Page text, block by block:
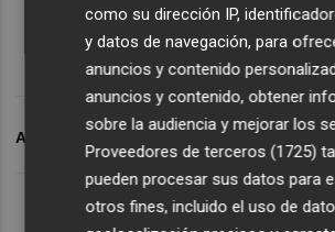
ARCHIVADO EN
como su dirección IP,
y datos de navegación, para
anuncios y contenido
anuncios y contenido, obtener
sobre la audiencia y mejorar los
Proveedores de terceros (1725)
pueden procesar sus datos para
otros fines, incluido el uso de